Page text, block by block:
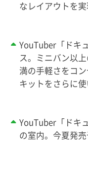
なレイアウトを
YouTuber「ドキ
ス。ミニバン以
満の手軽さをコ
キットをさらに
YouTuber「ドキ
の室内。今夏発